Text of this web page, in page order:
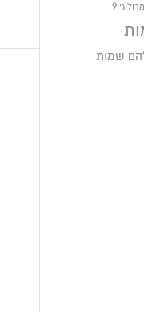
9
שמות